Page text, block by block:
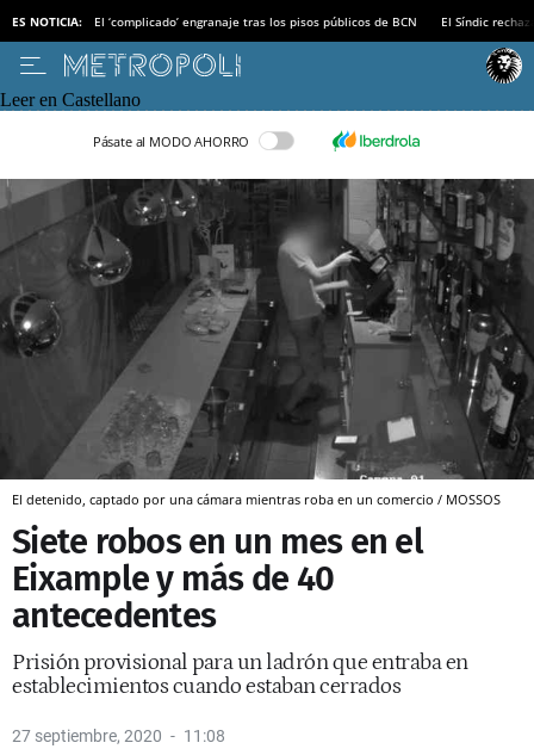
ES NOTICIA: El ‘complicado’ engranaje tras los pisos públicos de BCN El Síndic
Leer en Castellano
Pásate al MODO AHORRO
El detenido, captado por una cámara mientras roba en un comercio / MOSSOS
Siete robos en un mes en el
Eixample y más de 40
antecedentes
Prisión provisional para un ladrón que entraba en
establecimientos cuando estaban cerrados
27 septiembre, 2020 11:08